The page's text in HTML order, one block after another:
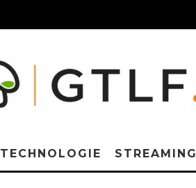
TECHNOLOGIE STREAMING